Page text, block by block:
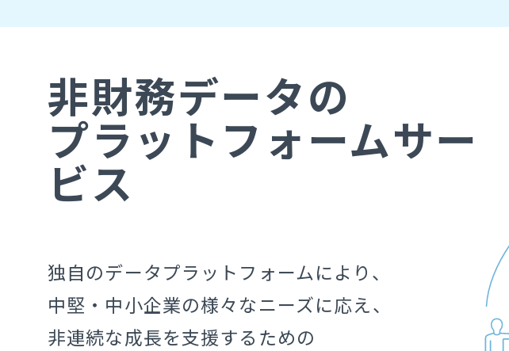
非財務データの
プラットフォームサー
ビス
独自のデータプラットフォームにより、
中堅・中小企業の様々なニーズに応え、
非連続な成長を支援するための